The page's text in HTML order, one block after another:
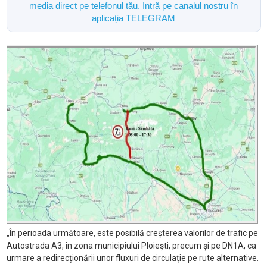
media direct pe telefonul tău. Intră pe canalul nostru în
aplicația TELEGRAM
„În perioada următoare, este posibilă creșterea valorilor de trafic pe
Autostrada A3, în zona municipiului Ploiești, precum și pe DN1A, ca
urmare a redirecționării unor fluxuri de circulație pe rute alternative.